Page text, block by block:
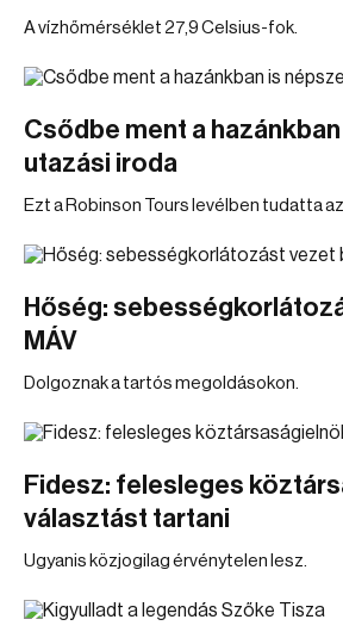
A vízhőmérséklet 27,9 Celsius-fok.
Csődbe ment a
utazási iroda
Ezt a Robinson Tours levélben tudatta
Hőség:
MÁV
Dolgoznak a tartós megoldásokon.
Fidesz: felesleges
választást tartani
Ugyanis közjogilag érvénytelen lesz.